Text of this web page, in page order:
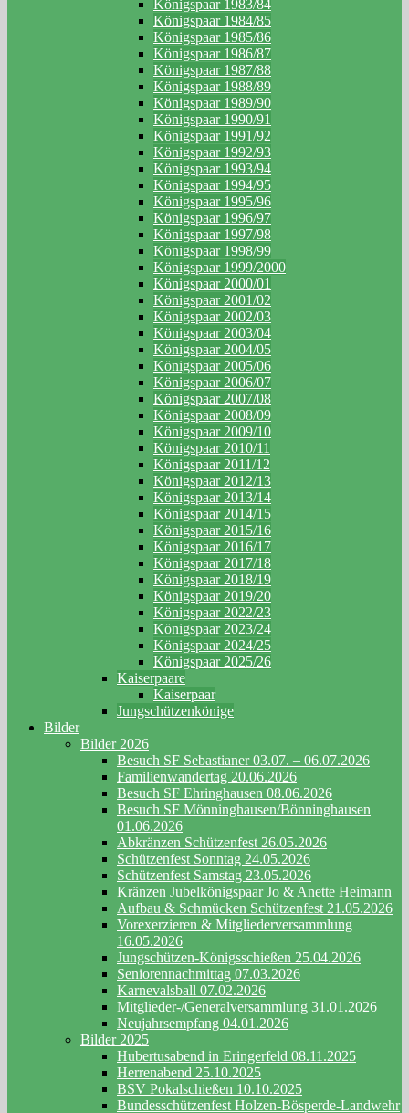
Königspaar 1983/84
Königspaar 1984/85
Königspaar 1985/86
Königspaar 1986/87
Königspaar 1987/88
Königspaar 1988/89
Königspaar 1989/90
Königspaar 1990/91
Königspaar 1991/92
Königspaar 1992/93
Königspaar 1993/94
Königspaar 1994/95
Königspaar 1995/96
Königspaar 1996/97
Königspaar 1997/98
Königspaar 1998/99
Königspaar 1999/2000
Königspaar 2000/01
Königspaar 2001/02
Königspaar 2002/03
Königspaar 2003/04
Königspaar 2004/05
Königspaar 2005/06
Königspaar 2006/07
Königspaar 2007/08
Königspaar 2008/09
Königspaar 2009/10
Königspaar 2010/11
Königspaar 2011/12
Königspaar 2012/13
Königspaar 2013/14
Königspaar 2014/15
Königspaar 2015/16
Königspaar 2016/17
Königspaar 2017/18
Königspaar 2018/19
Königspaar 2019/20
Königspaar 2022/23
Königspaar 2023/24
Königspaar 2024/25
Königspaar 2025/26
Kaiserpaare
Kaiserpaar
Jungschützenkönige
Bilder
Bilder 2026
Besuch SF Sebastianer 03.07. – 06.07.2026
Familienwandertag 20.06.2026
Besuch SF Ehringhausen 08.06.2026
Besuch SF Mönninghausen/Bönninghausen
01.06.2026
Abkränzen Schützenfest 26.05.2026
Schützenfest Sonntag 24.05.2026
Schützenfest Samstag 23.05.2026
Kränzen Jubelkönigspaar Jo & Anette Heimann
Aufbau & Schmücken Schützenfest 21.05.2026
Vorexerzieren & Mitgliederversammlung
16.05.2026
Jungschützen-Königsschießen 25.04.2026
Seniorennachmittag 07.03.2026
Karnevalsball 07.02.2026
Mitglieder-/Generalversammlung 31.01.2026
Neujahrsempfang 04.01.2026
Bilder 2025
Hubertusabend in Eringerfeld 08.11.2025
Herrenabend 25.10.2025
BSV Pokalschießen 10.10.2025
Bundesschützenfest Holzen-Bösperde-Landwehr